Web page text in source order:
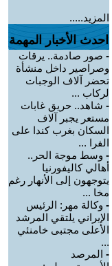
المزيد.....
احدث الأخبار المهمة
- صور صادمة.. يرقات
وصراصير داخل منشأة
تحضر آلاف الوجبات
لركاب ...
- شاهد.. حريق غابات
مستعر يجبر آلاف
السكان بغرب كندا على
الفرا ...
- وسط موجة الحر..
أهالي كاليفورنيا
يتوجهون إلى الأنهار رغم
مخا ...
- وكالة مهر: الرئيس
الإيراني يلتقي المرشد
الأعلى مجتبى خامنئي
...
- المرصد